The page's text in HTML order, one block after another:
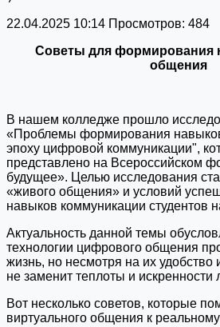
22.04.2025 10:14 Просмотров: 484
Советы для формирования
общения
В нашем колледже прошло
«Проблемы формирования
эпоху цифровой коммуникации",
представлено на Всероссийском
будущее». Целью исследования
«живого общения» и условий
навыков коммуникации студентов
Актуальность данной темы
технологии цифрового общения
жизнь, но несмотря на их удобство
не заменит теплоты и искренности
Вот несколько советов, которые
виртуального общения к